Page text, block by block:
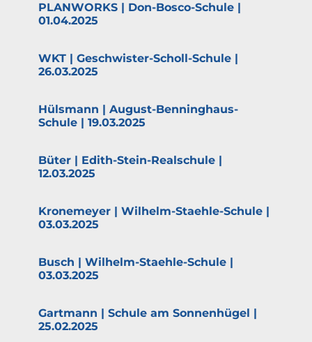
PLANWORKS | Don-Bosco-Schule |
01.04.2025
WKT | Geschwister-Scholl-Schule |
26.03.2025
Hülsmann | August-Benninghaus-
Schule | 19.03.2025
Büter | Edith-Stein-Realschule |
12.03.2025
Krone­meyer | Wilhelm-Staehle-Schule |
03.03.2025
Busch | Wilhelm-Staehle-Schule |
03.03.2025
Gartmann | Schule am Sonnen­hügel |
25.02.2025